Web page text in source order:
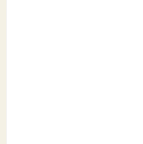
預覽，完整即時空